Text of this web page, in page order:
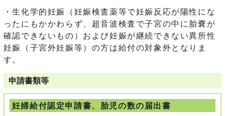
・生化学的妊娠（妊娠検査薬等で妊娠反応が陽性にな
ったにもかかわらず、超音波検査で子宮の中に胎嚢が
確認できないもの）および妊娠が継続できない異所性
妊娠（子宮外妊娠等）の方は給付の対象外となりま
す。
申請書類等
妊婦給付認定申請書、胎児の数の届出書